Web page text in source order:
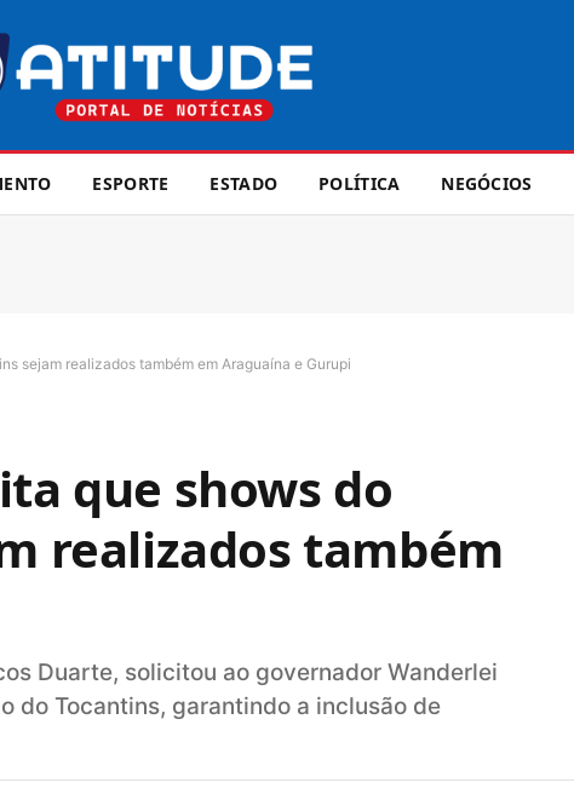
ESPORTE ESTADO POLÍTICA NEGÓCIOS
sejam realizados também em Araguaína e Gurupi
que shows do
realizados também
Duarte, solicitou ao governador Wanderlei
do Tocantins, garantindo a inclusão de